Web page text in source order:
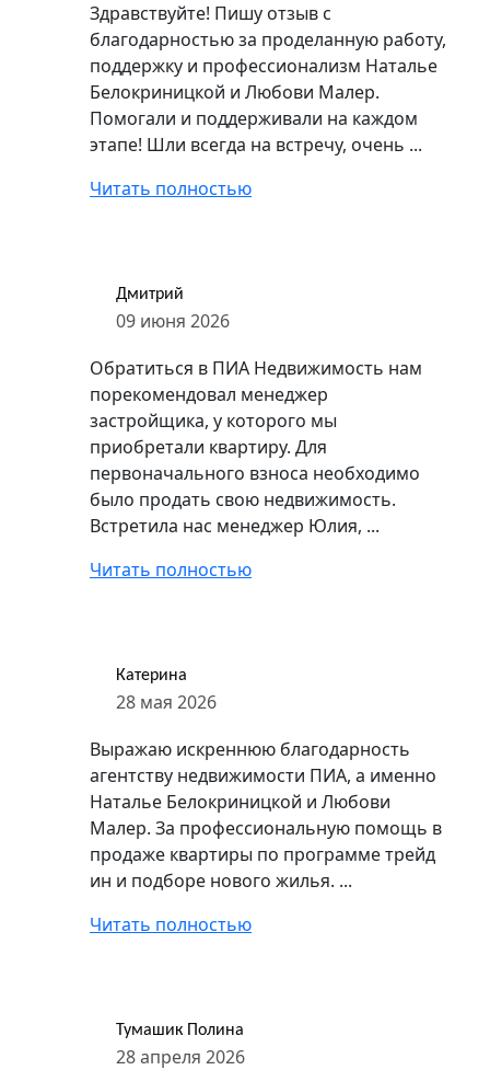
Здравствуйте! Пишу отзыв с
благодарностью за проделанную работу,
поддержку и профессионализм Наталье
Белокриницкой и Любови Малер.
Помогали и поддерживали на каждом
этапе! Шли всегда на встречу, очень ...
Читать полностью
Дмитрий
09 июня 2026
Обратиться в ПИА Недвижимость нам
порекомендовал менеджер
застройщика, у которого мы
приобретали квартиру. Для
первоначального взноса необходимо
было продать свою недвижимость.
Встретила нас менеджер Юлия, ...
Читать полностью
Катерина
28 мая 2026
Выражаю искреннюю благодарность
агентству недвижимости ПИА, а именно
Наталье Белокриницкой и Любови
Малер. За профессиональную помощь в
продаже квартиры по программе трейд
ин и подборе нового жилья. ...
Читать полностью
Тумашик Полина
28 апреля 2026